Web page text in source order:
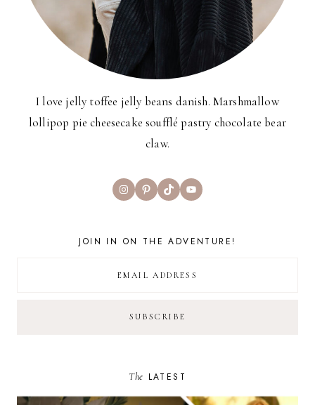
I love jelly toffee jelly beans danish. Marshmallow
lollipop pie cheesecake soufflé pastry chocolate bear
claw.
InstagramPinterest
TikTokYouTube
JOIN IN ON THE ADVENTURE!
The LATEST